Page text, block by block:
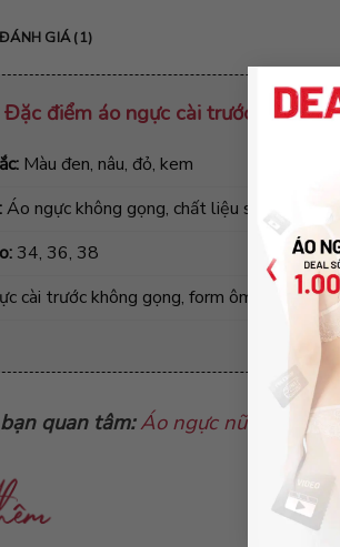
ĐÁNH GIÁ (1)
Đặc điểm áo ngực cài trước cao cấp
Màu đen, nâu, đỏ, kem
Áo ngực không gọng, chất liệu su phối ren
34, 36, 38
cài trước không gọng, form ôm tạo khe
quan tâm:Áo ngực nữ cao cấp